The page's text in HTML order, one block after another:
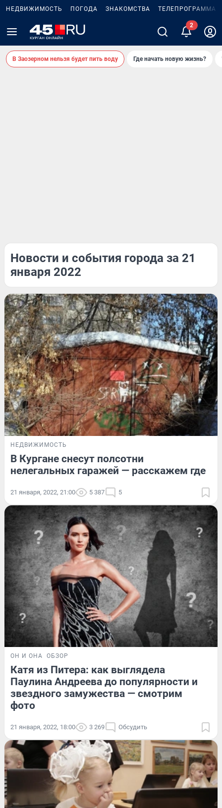
НЕДВИЖИМОСТЬ ПОГОДА ЗНАКОМСТВА ТЕЛЕПРОГРАММА
В Заозерном нельзя будет пить воду Где начать новую жизнь?
Новости и события города за 21
января 2022
НЕДВИЖИМОСТЬ
В Кургане снесут полсотни
нелегальных гаражей — расскажем где
21 января, 2022, 21:00 5 387 5
ОН И ОНА ОБЗОР
Катя из Питера: как выглядела
Паулина Андреева до популярности и
звездного замужества — смотрим
фото
21 января, 2022, 18:00 3 269 Обсудить